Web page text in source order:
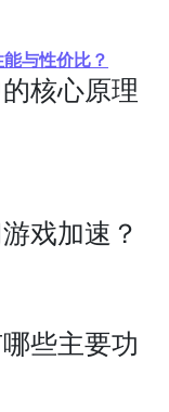
与性价比？
核心原理
戏加速？
些主要功